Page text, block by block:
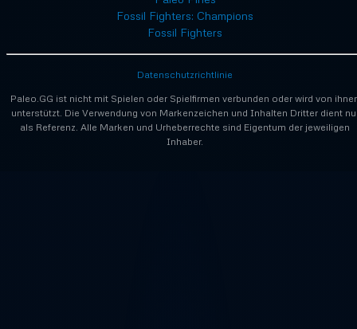
Fossil Fighters: Champions
Fossil Fighters
Paleo.GG ist nicht mit Spielen oder Spielfirmen verbunden oder wird von
unterstützt. Die Verwendung von Markenzeichen und Inhalten Dritter dient
als Referenz. Alle Marken und Urheberrechte sind Eigentum der jeweiligen
Inhaber.
Datenschutzrichtlinie